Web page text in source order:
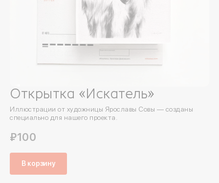
Открытка «Искатель»
Иллюстрации от художницы Ярославы Совы — созданы
специально для нашего проекта.
₽100
В корзину